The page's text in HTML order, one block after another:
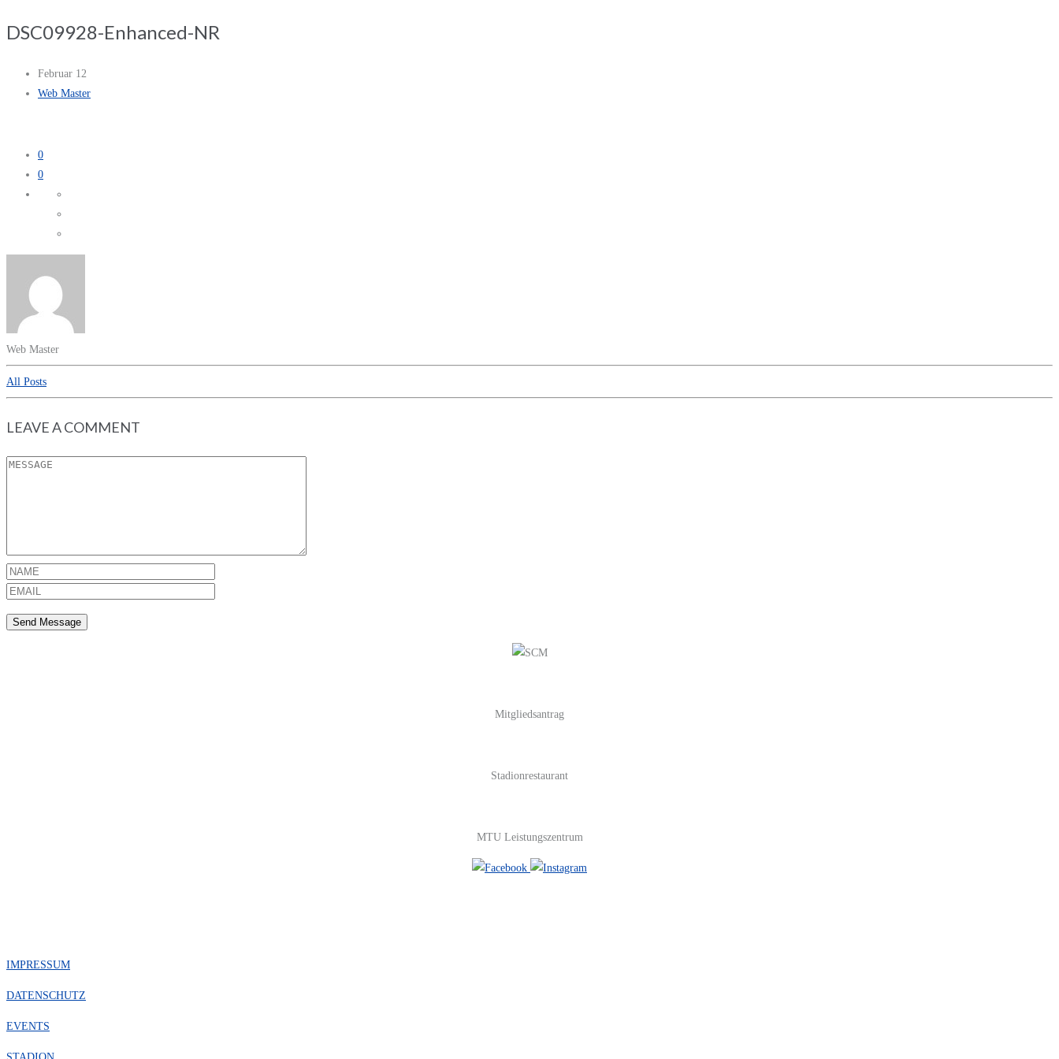
DSC09928-Enhanced-NR
Februar 12
Web Master
0
0
Web Master
All Posts
LEAVE A COMMENT
Mitgliedsantrag
Stadionrestaurant
MTU Leistungszentrum
IMPRESSUM
DATENSCHUTZ
EVENTS